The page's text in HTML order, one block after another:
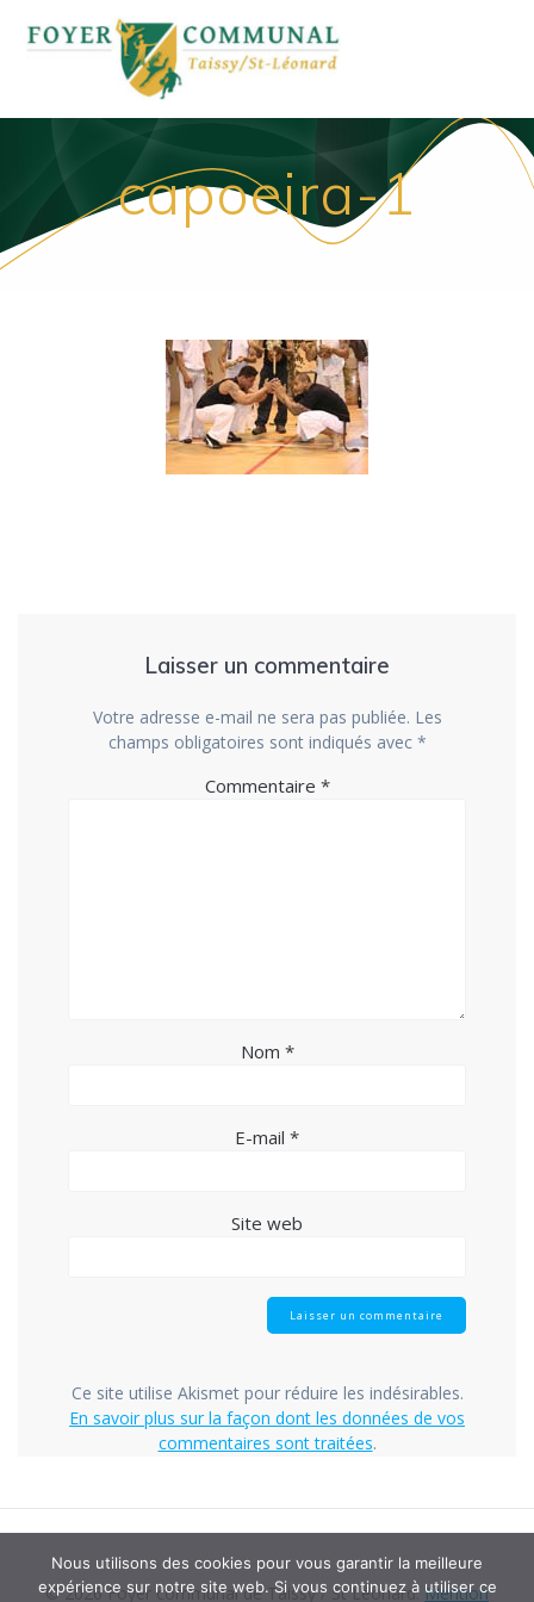
au
contenu
capoeira-1
Laisser un commentaire
Votre adresse e-mail ne sera pas publiée. Les
champs obligatoires sont indiqués avec *
Commentaire *
Nom *
E-mail *
Site web
Ce site utilise Akismet pour réduire les indésirables.
En savoir plus sur la façon dont les données de vos
commentaires sont traitées.
© 2026 Foyer communal de Taissy / St Léonard. Mention
Nous utilisons des cookies pour vous garantir la meilleure
expérience sur notre site web. Si vous continuez à utiliser ce